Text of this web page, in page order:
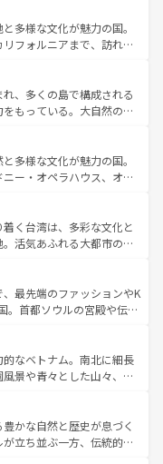
スならではのユニークな
でなく町歩きも満喫する
ため物価も高いが、旅行
できる。 なお、新
を参照してほしい。
多様な文化が魅力の国。
フォルニアまで、訪れる
ッピング、エンターテイ
ットだ。一方、アメリカ
ドキャニオンやイエロー
と美食が融合した独特の
各地域で異なる魅力を楽
歴史を感じることができ
リカ
ほしい。
、多くの島で構成される
もっている。大自然の神
の観光地といえばオアフ
マウイ島やカウアイ島が
輝く海をはじめ、豊かな
を迎えてくれるハワイの
ハワイアンミュージッ
べてがハワイの魅力を彩
報
しい。
多様な文化が魅力の国。
ー・オペラハウス、オー
るウルル（エアーズロッ
やケアンズの熱帯雨林な
カフェやワイン、オージ
おり、サーフィンやダイ
ドア好きにはたまらな
を存分に味わいつくそ
く台湾は、多彩な文化と
活気あふれる大都市の台
湾東部など、都市の喧騒
訪れる人に新しい発見と
奥深い台湾の食文化も魅
、バラエティ豊かな料理
湾情報は コンテンツ一覧を参
最先端のファッションやK
。首都ソウルの宮殿や伝統
の自然美を楽しむことが
絶品のストリートフード
ている。夜には、韓国な
彩な魅力を心ゆくまで味
なお、新着の韓国情報はコンテンツ一
なベトナム。南北に細長
景や青々とした山々、世
ハノイの古い町並みやホ
建物も、独特の雰囲気を
ィの豊かさとおいしさで
かな自然と歴史が息づく
立ち並ぶ一方、伝統的な